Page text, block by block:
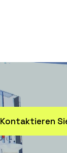
Kontaktieren